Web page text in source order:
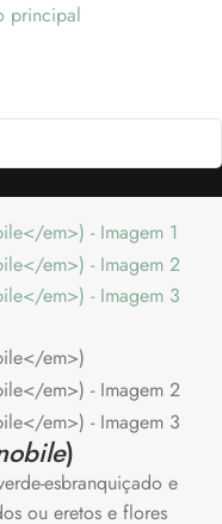
principal
)
esbranquiçado e
ou eretos e flores